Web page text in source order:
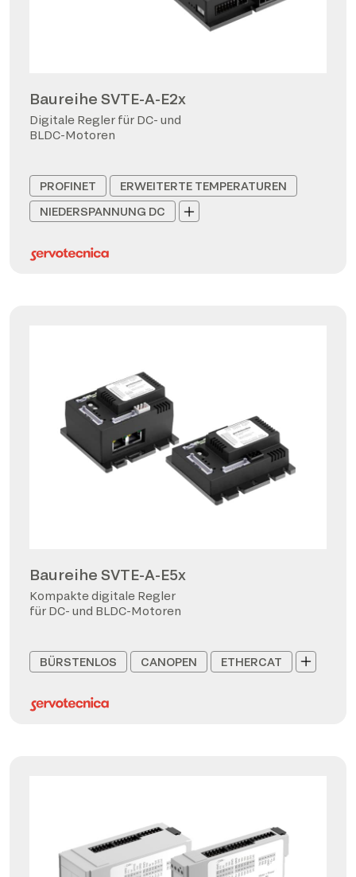
Baureihe SVTE-A-E2x
Digitale Regler für DC- und
BLDC-Motoren
PROFINET
ERWEITERTE TEMPERATUREN
NIEDERSPANNUNG DC
Baureihe SVTE-A-E5x
Kompakte digitale Regler
für DC- und BLDC-Motoren
BÜRSTENLOS CANOPEN ETHERCAT